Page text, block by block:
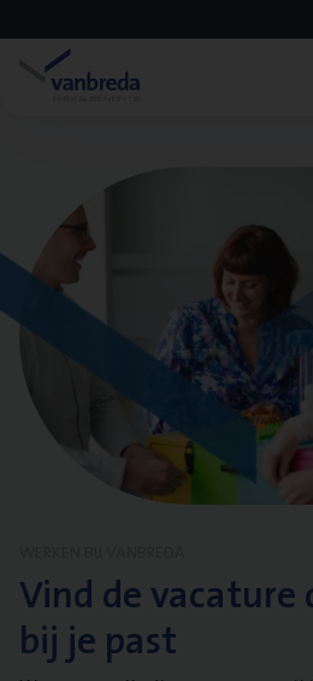
Vind de vacature
bij je past